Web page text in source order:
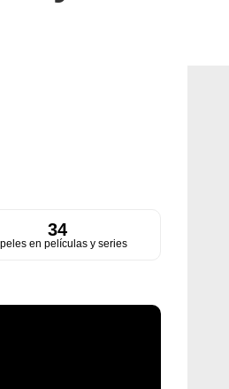
34
en películas y series